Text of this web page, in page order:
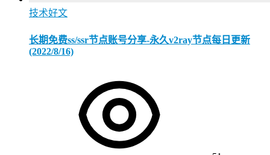
技术好文
长期免费ss/ssr节点账号分享-永久v2ray节点每日更新
(2022/8/16)